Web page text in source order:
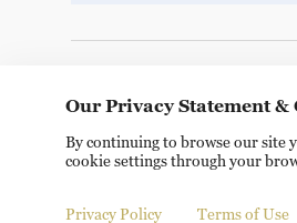
Copyright © 2024 CGTN. 京
Our Privacy Statement &
By continuing to browse our site
cookie settings through your
Privacy Policy Terms of Use